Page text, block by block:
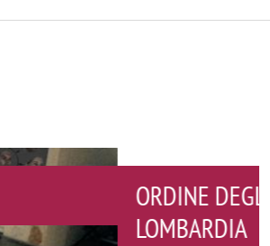
PSICOLOGI DELLA